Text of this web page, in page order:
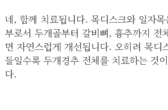
네, 함께 치료됩니다. 목디스크와 일자
부로서 두개골부터 갈비뼈, 흉추까지 전
면 자연스럽게 개선됩니다. 오히려 목디
들일수록 두개경추 전체를 치료하는 것
다.